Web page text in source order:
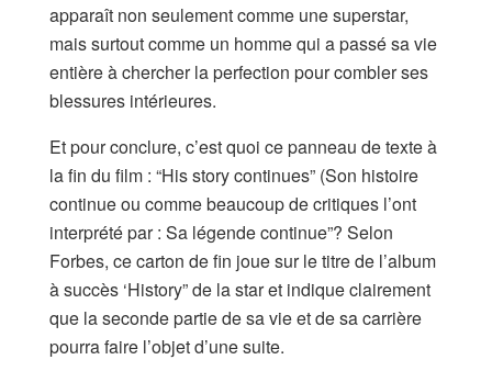
apparaît non seulement comme une superstar,
mais surtout comme un homme qui a passé sa vie
entière à chercher la perfection pour combler ses
blessures intérieures.
Et pour conclure, c’est quoi ce panneau de texte à
la fin du film : “His story continues” (Son histoire
continue ou comme beaucoup de critiques l’ont
interprété par : Sa légende continue”? Selon
Forbes, ce carton de fin joue sur le titre de l’album
à succès ‘History” de la star et indique clairement
que la seconde partie de sa vie et de sa carrière
pourra faire l’objet d’une suite.